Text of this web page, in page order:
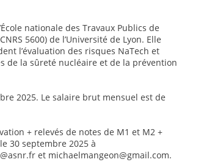
nationale des Travaux Publics de
5600) de l’Université de Lyon. Elle
l’évaluation des risques NaTech et
de la sûreté nucléaire et de la prévention
2025. Le salaire brut mensuel est de
+ relevés de notes de M1 et M2 +
30 septembre 2025 à
et michaelmangeon@gmail.com.